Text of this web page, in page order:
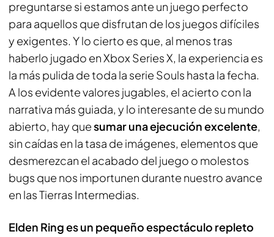
preguntarse si estamos ante un juego perfecto
para aquellos que disfrutan de los juegos difíciles
y exigentes. Y lo cierto es que, al menos tras
haberlo jugado en Xbox Series X, la experiencia es
la más pulida de toda la serie Souls hasta la fecha.
A los evidente valores jugables, el acierto con la
narrativa más guiada, y lo interesante de su mundo
abierto, hay quesumar una ejecución excelente,
sin caídas en la tasa de imágenes, elementos que
desmerezcan el acabado del juego o molestos
bugs que nos importunen durante nuestro avance
en las Tierras Intermedias.
Elden Ring es un pequeño espectáculo repleto